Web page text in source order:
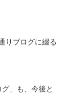
りブログに綴る
」も、今後と